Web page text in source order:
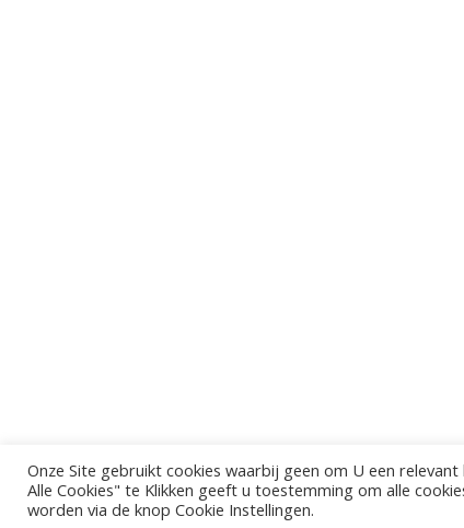
Onze Site gebruikt cookies waarbij geen om U een
Alle Cookies" te Klikken geeft u toestemming om alle
worden via de knop Cookie Instellingen.